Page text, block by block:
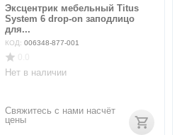
Эксцентрик мебельный Titus
System 6 drop-on заподлицо
для...
КОД: 006348-877-001
Нет в наличии
Свяжитесь с нами насчёт
цены